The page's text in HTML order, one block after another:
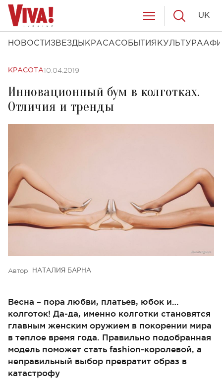
НОВОСТИ ЗВЕЗДЫ КРАСАСОБЫТИЯ КУЛЬТУРА
UK
КРАСОТА10.04.2019
Инновационный бум в колготках.
Отличия и тренды
Автор: НАТАЛИЯ БАРНА
Весна – пора любви, платьев, юбок и…
колготок! Да-да, именно колготки становятся
главным женским оружием в покорении мира
в теплое время года. Правильно подобранная
модель поможет стать fashion-королевой, а
неправильный выбор превратит образ в
катастрофу